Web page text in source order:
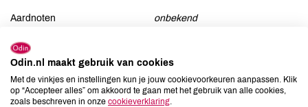
Aardnoten
onbekend
Gluten
Lactose
onbekend
Lupine
onbekend
Odin.nl maakt gebruik van cookies
Met de vinkjes en instellingen kun je jouw cookievoorkeuren aanpassen. Klik
op “Accepteer alles” om akkoord te gaan met het gebruik van alle cookies,
zoals beschreven in onze cookieverklaring.